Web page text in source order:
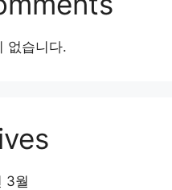
없습니다.
3월